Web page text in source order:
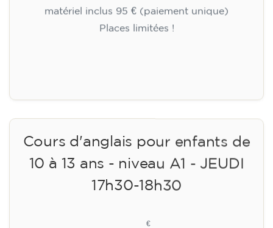
matériel inclus 95 € (paiement unique)
Places limitées !
Cours d'anglais pour enfants de
10 à 13 ans - niveau A1 - JEUDI
17h30-18h30
€